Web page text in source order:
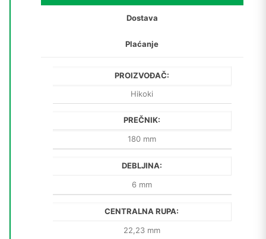
Dostava
Plaćanje
PROIZVOĐAČ:
Hikoki
PREČNIK:
180 mm
DEBLJINA:
6 mm
CENTRALNA RUPA:
22,23 mm